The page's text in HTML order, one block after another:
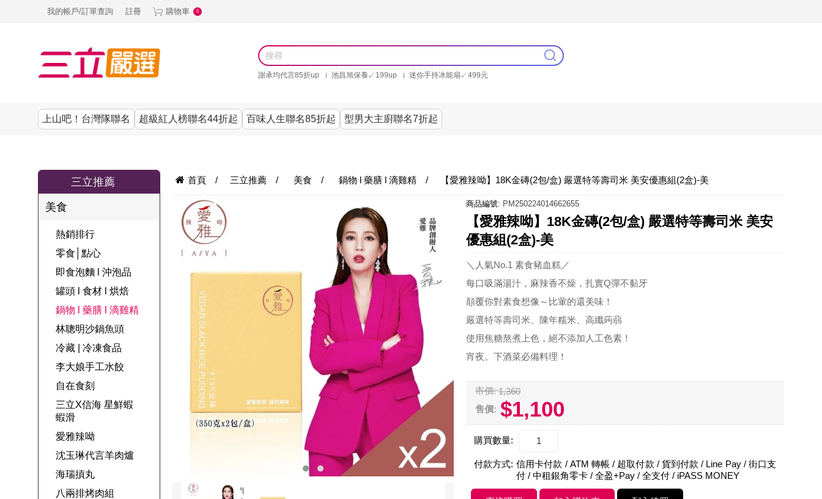
我的帳戶/訂單查詢 註冊 購物車 0
謝承均代言85折up 池昌旭保養↙199up
迷你手持冰能扇↙499元
上山吧！台灣隊聯名 超級紅人榜聯名44折起 百味人生聯名85折起 型男大主廚聯名7折起
古溜x五秀園
熱銷排行
夜聯名
超級紅人榜聯
名
百味人生戲劇
型男大主廚聯
名
節目聯名商品
推薦
熱銷排行
品
罐頭 l 食材 l 烘
焙
鍋物 l 藥膳 l 滴
雞精
林聰明沙鍋魚
冷藏 | 冷凍食品
李大娘手工水
餃
三立X信海 星
鮮蝦蝦滑
熱銷排行
清潔用品
寢具│床墊
宗教開運
ELVIS愛菲斯
Astonish英國潔
雨揚老師開運
金健康石墨烯
台塑生醫
熱銷排行
機能服飾
配件
PP波瑟楓妮品
牌館
養生|保健
池昌旭代言
Bello. U
OUR FAMILY
一家人
甘味人生
狀元堂牛樟芝
熱銷排行
女內褲
男內褲
NEONER
熱銷排行
美容專區
涼夏家電
3C
1MORE耳機
韓國
SKINASSET
甘味人生鍵力
肽↙85折
百味人生
三立推薦
美食
熱銷排行
零食│點心
即食泡麵 l 沖泡品
罐頭 l 食材 l 烘焙
鍋物 l 藥膳 l 滴雞精
林聰明沙鍋魚頭
冷藏 | 冷凍食品
李大娘手工水餃
自在食刻
三立X信海 星鮮蝦
蝦滑
愛雅辣呦
沈玉琳代言羊肉爐
海瑞摃丸
八兩排烤肉組
首頁 / 三立推薦 / 美食 / 鍋物 l 藥膳 l 滴雞精 / 【愛雅辣呦】18K金磚(2包/盒) 嚴選特等壽司米 美安優惠組(2盒)-美
商品編號: PM250224014662655
【愛雅辣呦】18K金磚(2包/盒) 嚴選特等壽司米 美安
優惠組(2盒)-美
＼人氣No.1 素食豬血糕／
每口吸滿湯汁，麻辣香不燥，扎實Q彈不黏牙
顛覆你對素食想像～比葷的還美味！
嚴選特等壽司米、陳年糯米、高纖蒟蒻
使用焦糖熬煮上色，絕不添加人工色素！
宵夜。下酒菜必備料理！
市價: 1,360
售價: $1,100
購買數量:
付款方式: 信用卡付款 / ATM 轉帳 / 超取付款 / 貨到付款 / Line Pay / 街口支
付 / 中租銀角零卡 / 全盈+Pay / 全支付 / iPASS MONEY